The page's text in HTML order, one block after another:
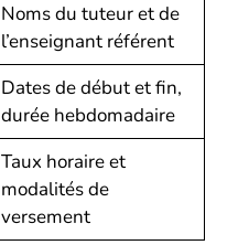
Noms du tuteur et de
l’enseignant référent
Dates de début et fin,
durée hebdomadaire
Taux horaire et
modalités de
versement